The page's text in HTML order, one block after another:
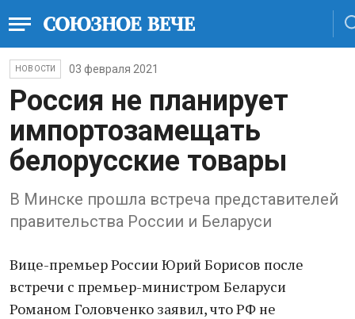
НОВОСТИ 03 февраля 2021
Россия не планирует
импортозамещать
белорусские товары
В Минске прошла встреча представителей
правительства России и Беларуси
Вице-премьер России Юрий Борисов после
встречи с премьер-министром Беларуси
Романом Головченко заявил, что РФ не